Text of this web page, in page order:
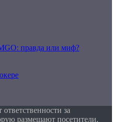
правда или миф?
за
размещают посетители.